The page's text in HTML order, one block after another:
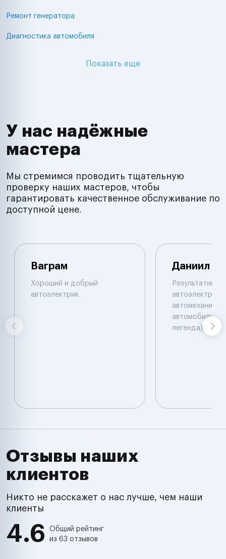
Ремонт генератора
Диагностика автомобиля
Показать еще
У нас надёжные
мастера
Мы стремимся проводить тщательную
проверку наших мастеров, чтобы
гарантировать качественное обслуживание по
доступной цене.
Ваграм
Хороший и добрый
автоэлектрик
Даниил
автоэлектрик и
автомеханик
автомобилям.
легенда))
Отзывы наших
клиентов
Никто не расскажет о нас лучше, чем наши
клиенты
4.6
Общий рейтинг
из 63 отзывов